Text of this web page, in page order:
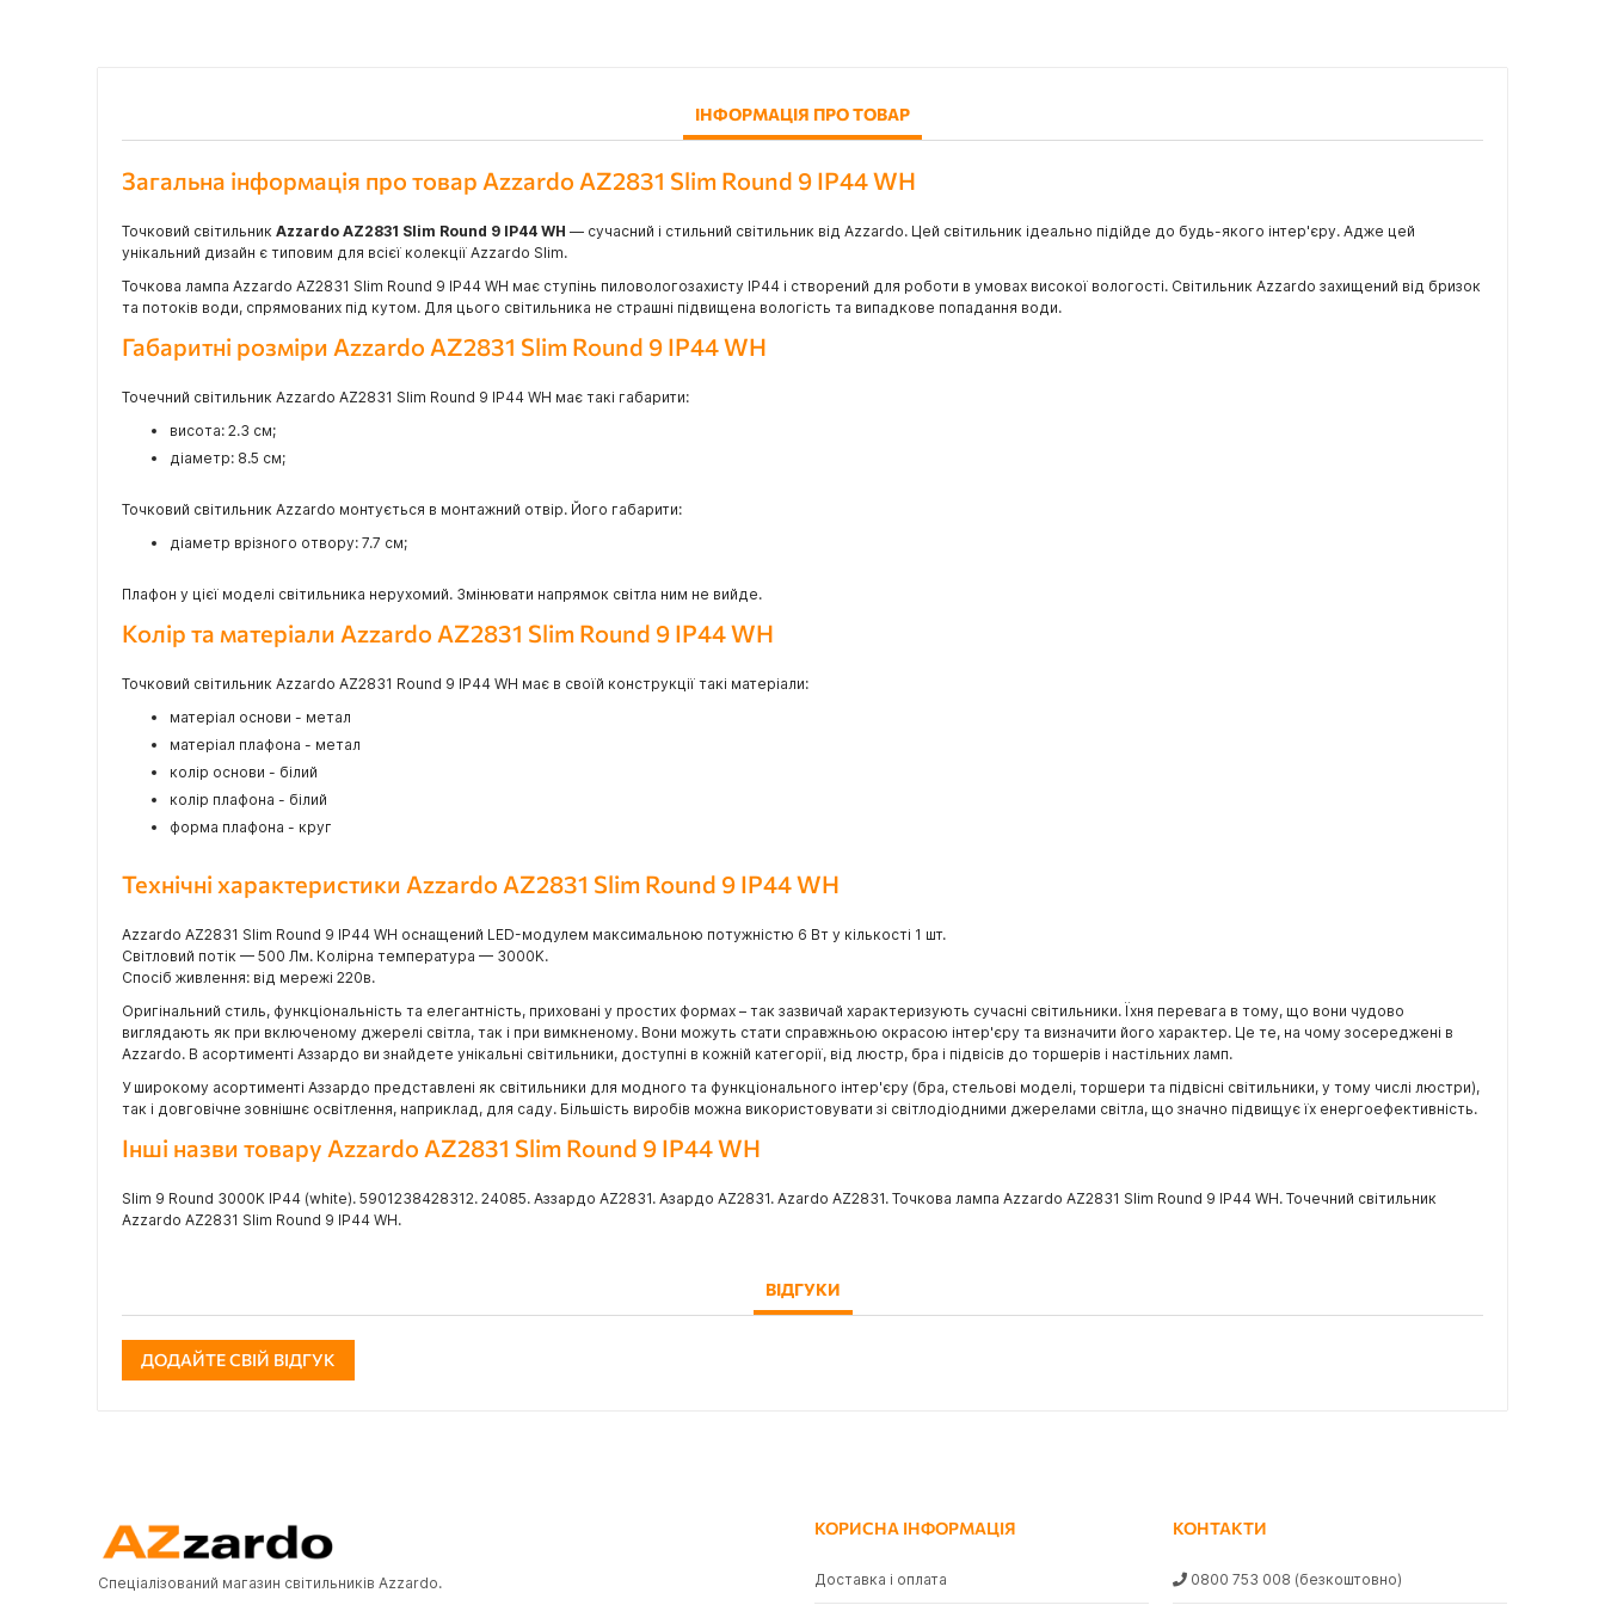
ІНФОРМАЦІЯ ПРО ТОВАР
Загальна інформація про товар Azzardo AZ2831 Slim Round 9 IP44 WH
Точковий світильник Azzardo AZ2831 Slim Round 9 IP44 WH — сучасний і стильний світильник від Azzardo. Цей світильник ідеально підійде до будь-якого інтер'єру. Адже цей
унікальний дизайн є типовим для всієї колекції Azzardo Slim.
Точкова лампа Azzardo AZ2831 Slim Round 9 IP44 WH має ступінь пиловологозахисту IP44 і створений для роботи в умовах високої вологості. Світильник Azzardo захищений від бризок
та потоків води, спрямованих під кутом. Для цього світильника не страшні підвищена вологість та випадкове попадання води.
Габаритні розміри Azzardo AZ2831 Slim Round 9 IP44 WH
Точечний світильник Azzardo AZ2831 Slim Round 9 IP44 WH має такі габарити:
висота: 2.3 см;
діаметр: 8.5 см;
Точковий світильник Azzardo монтується в монтажний отвір. Його габарити:
діаметр врізного отвору: 7.7 см;
Плафон у цієї моделі світильника нерухомий. Змінювати напрямок світла ним не вийде.
Колір та матеріали Azzardo AZ2831 Slim Round 9 IP44 WH
Точковий світильник Azzardo AZ2831 Round 9 IP44 WH має в своїй конструкції такі матеріали:
матеріал основи - метал
матеріал плафона - метал
колір основи - білий
колір плафона - білий
форма плафона - круг
Технічні характеристики Azzardo AZ2831 Slim Round 9 IP44 WH
Azzardo AZ2831 Slim Round 9 IP44 WH оснащений LED-модулем максимальною потужністю 6 Вт у кількості 1 шт.
Світловий потік — 500 Лм. Колірна температура — 3000K.
Спосіб живлення: від мережі 220в.
Оригінальний стиль, функціональність та елегантність, приховані у простих формах – так зазвичай характеризують сучасні світильники. Їхня перевага в тому, що вони чудово
виглядають як при включеному джерелі світла, так і при вимкненому. Вони можуть стати справжньою окрасою інтер'єру та визначити його характер. Це те, на чому зосереджені в
Azzardo. В асортименті Аззардо ви знайдете унікальні світильники, доступні в кожній категорії, від люстр, бра і підвісів до торшерів і настільних ламп.
У широкому асортименті Аззардо представлені як світильники для модного та функціонального інтер'єру (бра, стельові моделі, торшери та підвісні світильники, у тому числі люстри),
так і довговічне зовнішнє освітлення, наприклад, для саду. Більшість виробів можна використовувати зі світлодіодними джерелами світла, що значно підвищує їх енергоефективність.
Інші назви товару Azzardo AZ2831 Slim Round 9 IP44 WH
Slim 9 Round 3000K IP44 (white). 5901238428312. 24085. Аззардо AZ2831. Азардо AZ2831. Azardo AZ2831. Точкова лампа Azzardo AZ2831 Slim Round 9 IP44 WH. Точечний світильник
Azzardo AZ2831 Slim Round 9 IP44 WH.
ВІДГУКИ
ДОДАЙТЕ СВІЙ ВІДГУК
Спеціалізований магазин світильників Azzardo.
КОРИСНА ІНФОРМАЦІЯ
Доставка і оплата
КОНТАКТИ
0800 753 008 (безкоштовно)